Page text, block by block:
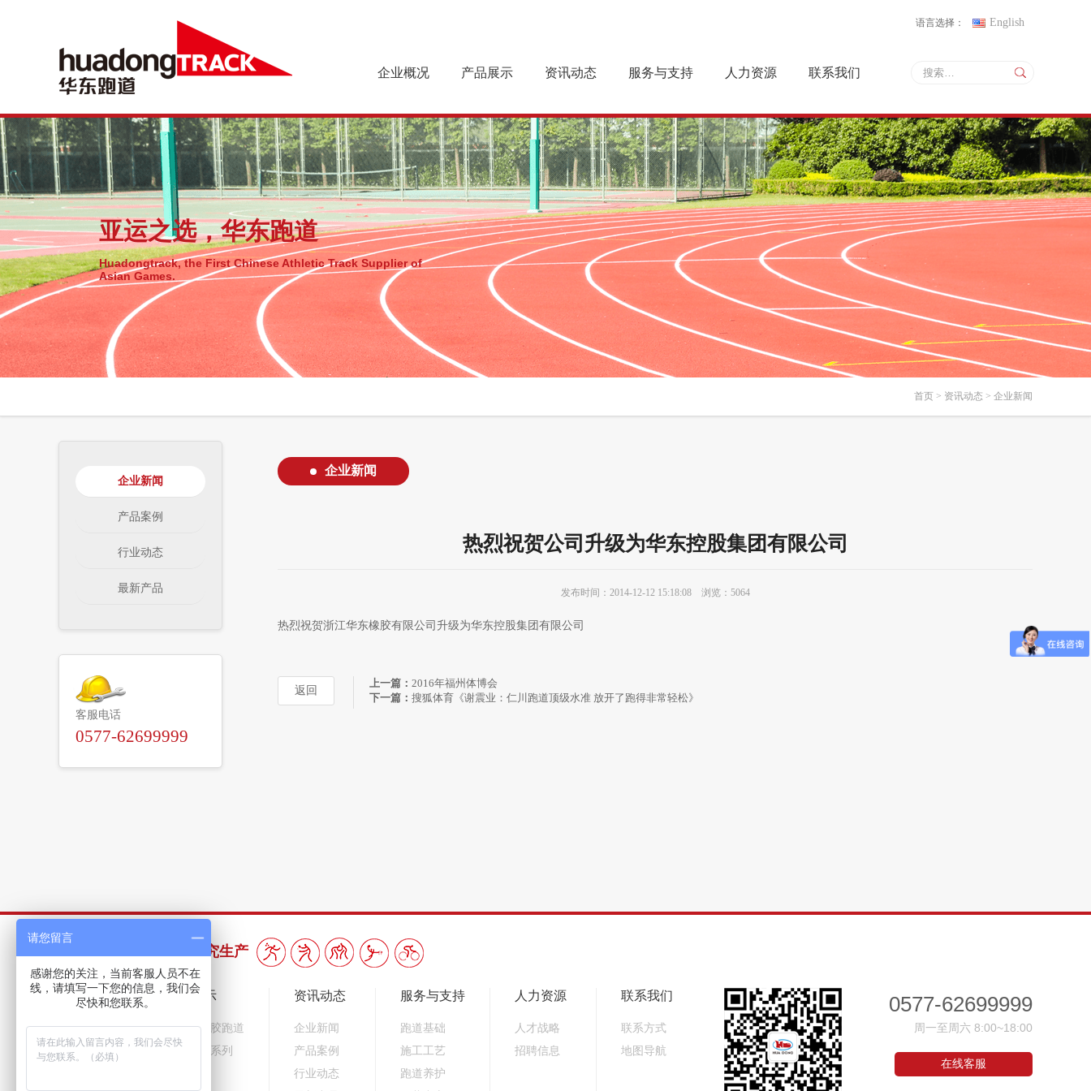
企业概况 产品展示 资讯动态 服务与支持 人力资源 联系我们
语言选择： English
企业简介
企业文化
组织机构
资质荣誉
预制型橡胶跑道
乐踏球场系列
企业新闻
产品案例
行业动态
最新产品
跑道基础
施工工艺
跑道养护
下载中心
人才战略
招聘信息
联系方式
地图导航
亚运之选，华东跑道
Huadongtrack, the First Chinese Athletic Track Supplier of
Asian Games.
首页 > 资讯动态 > 企业新闻
企业新闻
产品案例
行业动态
最新产品
客服电话
0577-62699999
企业新闻
热烈祝贺公司升级为华东控股集团有限公司
发布时间：2014-12-12 15:18:08 浏览：5064
热烈祝贺浙江华东橡胶有限公司升级为华东控股集团有限公司
返回
上一篇： 2016年福州体博会
下一篇： 搜狐体育《谢震业：仁川跑道顶级水准 放开了跑得非常轻松》
三十年专注橡胶产品研究生产
企业概况
企业简介
企业文化
产品展示
预制型橡胶跑道
乐踏球场系列
资讯动态
企业新闻
产品案例
行业动态
服务与支持
跑道基础
施工工艺
跑道养护
人力资源
人才战略
招聘信息
联系我们
联系方式
地图导航
0577-62699999
周一至周六 8:00~18:00
在线客服
请您留言
感谢您的关注，当前客服人员不在
线，请填写一下您的信息，我们会
尽快和您联系。